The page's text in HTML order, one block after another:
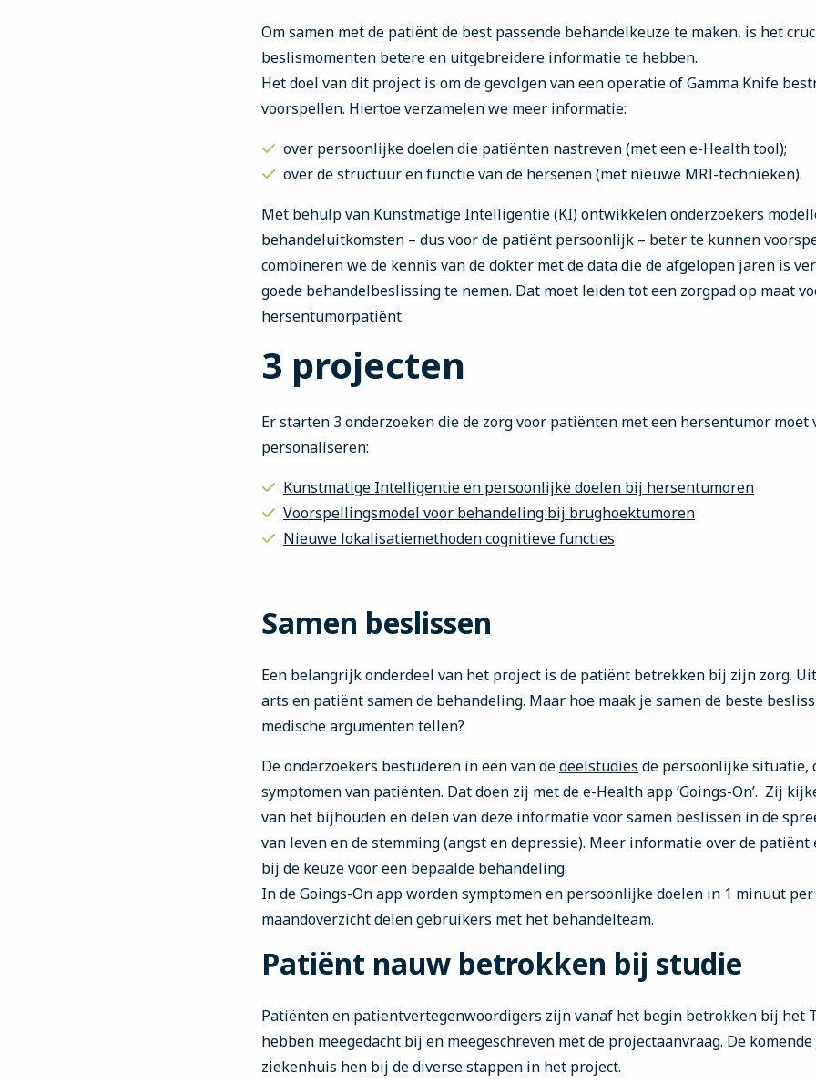
Om samen met de patiënt de best passende behandelkeuze te maken, is het
beslismomenten betere en uitgebreidere informatie te hebben.
Het doel van dit project is om de gevolgen van een operatie of Gamma Knife
voorspellen. Hiertoe verzamelen we meer informatie:
over persoonlijke doelen die patiënten nastreven (met een e-Health tool);
over de structuur en functie van de hersenen (met nieuwe MRI-technieken).
Met behulp van Kunstmatige Intelligentie (KI) ontwikkelen onderzoekers
behandeluitkomsten – dus voor de patiënt persoonlijk – beter te kunnen
combineren we de kennis van de dokter met de data die de afgelopen jaren is
goede behandelbeslissing te nemen. Dat moet leiden tot een zorgpad op maat
hersentumorpatiënt.
3 projecten
Er starten 3 onderzoeken die de zorg voor patiënten met een hersentumor moet
personaliseren:
Kunstmatige Intelligentie en persoonlijke doelen bij hersentumoren
Voorspellingsmodel voor behandeling bij brughoektumoren
Nieuwe lokalisatiemethoden cognitieve functies
Samen beslissen
Een belangrijk onderdeel van het project is de patiënt betrekken bij zijn zorg.
arts en patiënt samen de behandeling. Maar hoe maak je samen de beste
medische argumenten tellen?
De onderzoekers bestuderen in een van dedeelstudies de persoonlijke situatie,
symptomen van patiënten. Dat doen zij met de e-Health app ‘Goings-On’. Zij
van het bijhouden en delen van deze informatie voor samen beslissen in de
van leven en de stemming (angst en depressie). Meer informatie over de
bij de keuze voor een bepaalde behandeling.
In de Goings-On app worden symptomen en persoonlijke doelen in 1 minuut
maandoverzicht delen gebruikers met het behandelteam.
Patiënt nauw betrokken bij studie
Patiënten en patientvertegenwoordigers zijn vanaf het begin betrokken bij het
hebben meegedacht bij en meegeschreven met de projectaanvraag. De
ziekenhuis hen bij de diverse stappen in het project.